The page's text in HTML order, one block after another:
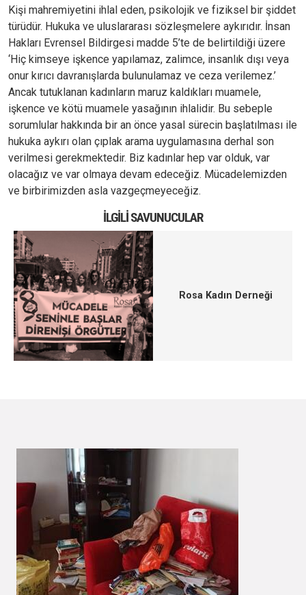
Kişi mahremiyetini ihlal eden, psikolojik ve fiziksel bir şiddet
türüdür. Hukuka ve uluslararası sözleşmelere aykırıdır. İnsan
Hakları Evrensel Bildirgesi madde 5’te de belirtildiği üzere
‘Hiç kimseye işkence yapılamaz, zalimce, insanlık dışı veya
onur kırıcı davranışlarda bulunulamaz ve ceza verilemez.’
Ancak tutuklanan kadınların maruz kaldıkları muamele,
işkence ve kötü muamele yasağının ihlalidir. Bu sebeple
sorumlular hakkında bir an önce yasal sürecin başlatılması ile
hukuka aykırı olan çıplak arama uygulamasına derhal son
verilmesi gerekmektedir. Biz kadınlar hep var olduk, var
olacağız ve var olmaya devam edeceğiz. Mücadelemizden
ve birbirimizden asla vazgeçmeyeceğiz.
İLGILI SAVUNUCULAR
Rosa Kadın Derneği